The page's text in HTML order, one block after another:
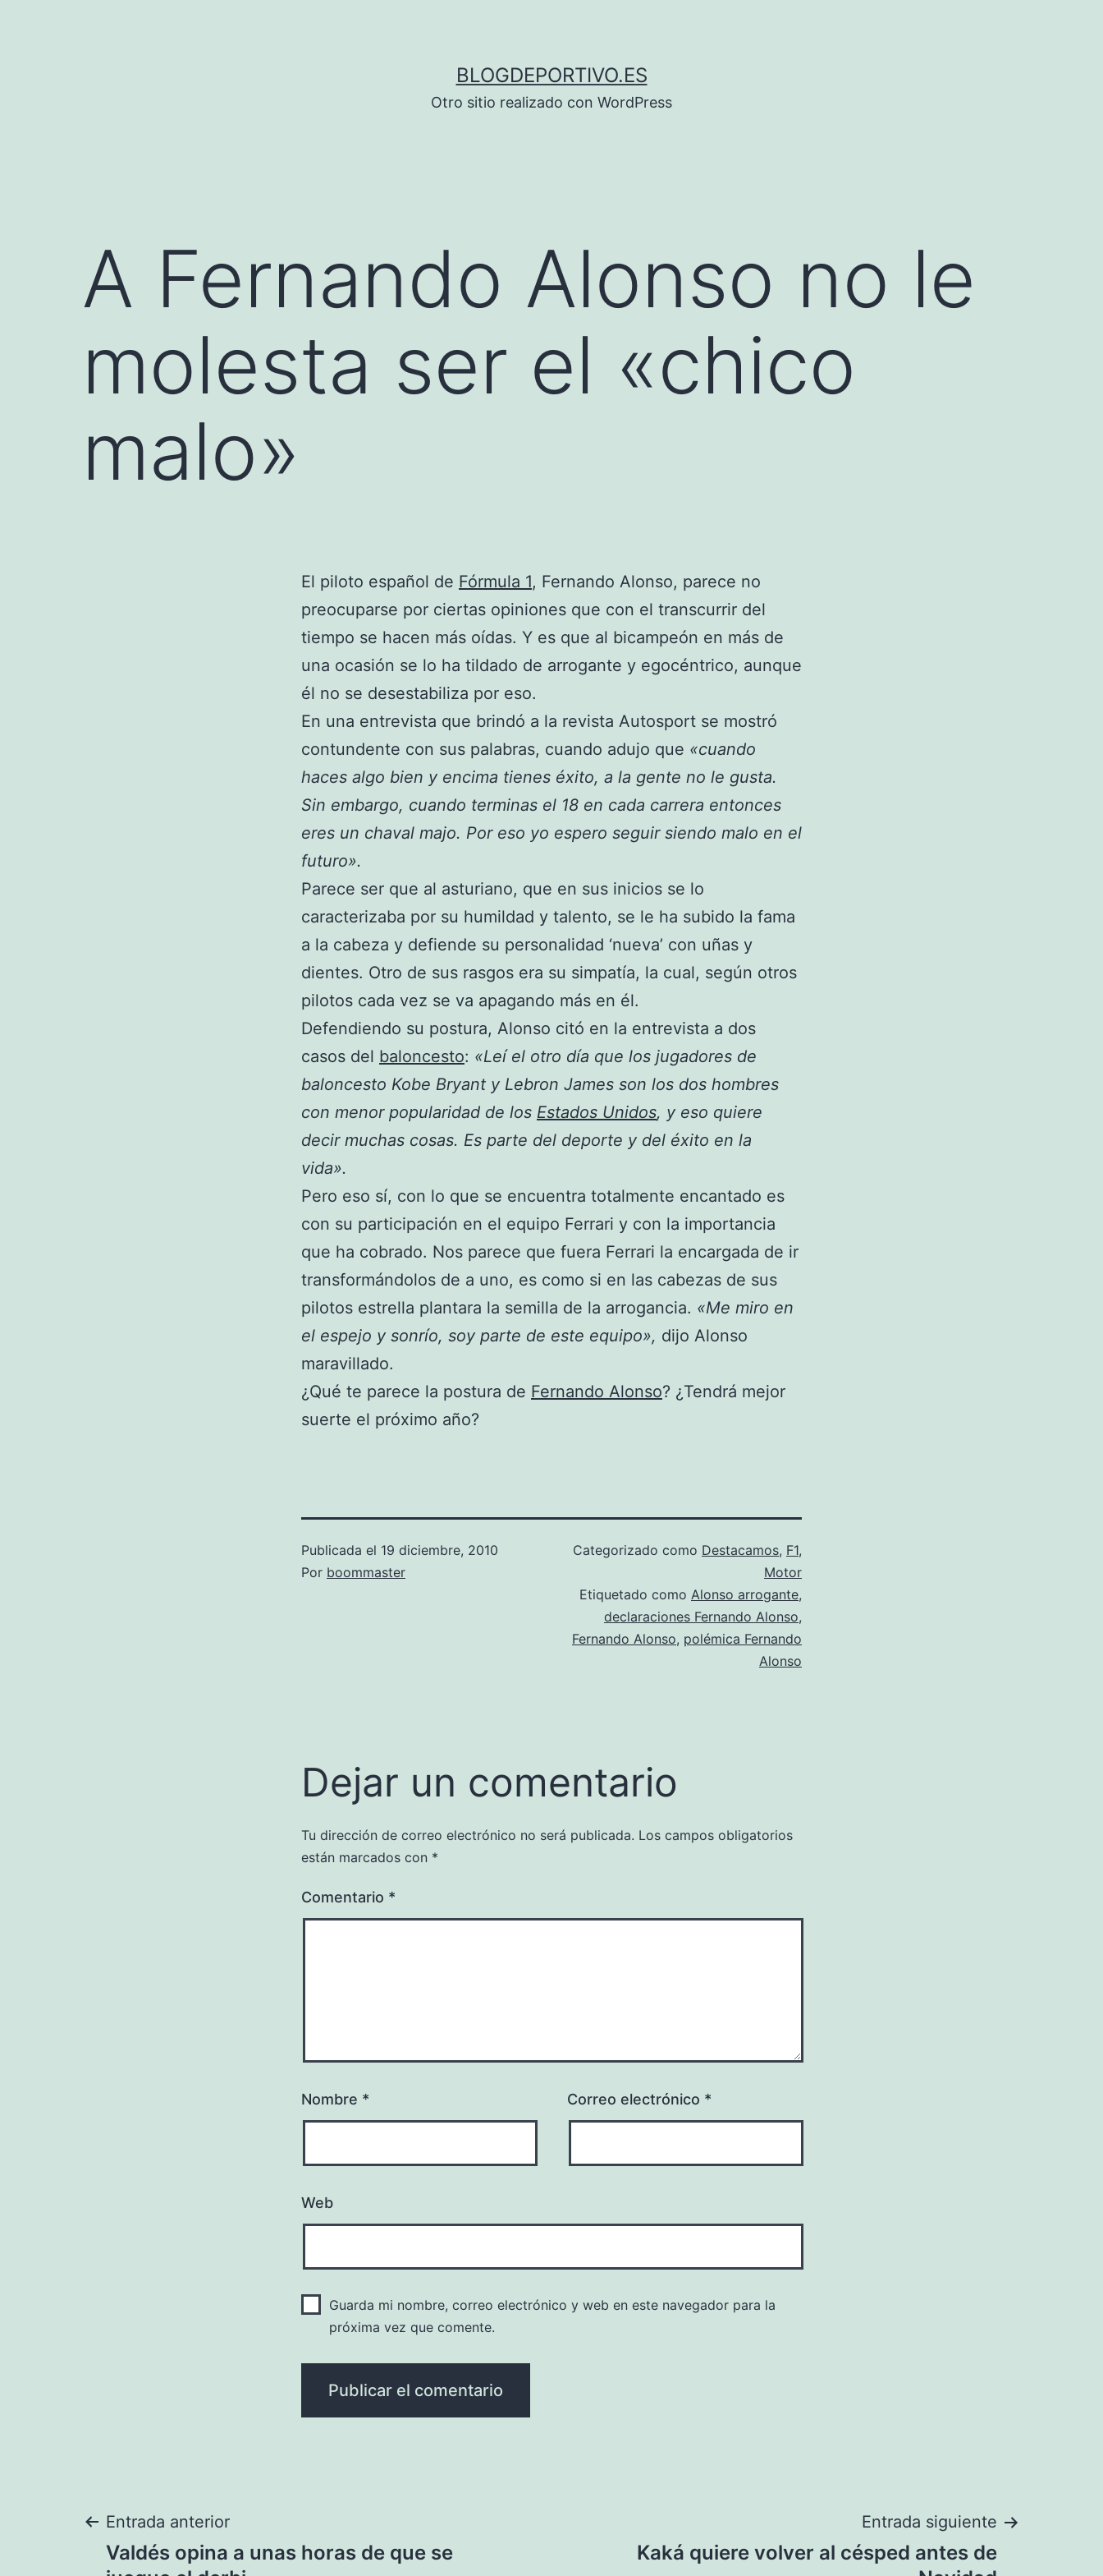
BLOGDEPORTIVO.ES
Otro sitio realizado con WordPress
A Fernando Alonso no le
molesta ser el «chico
malo»
El piloto español de Fórmula 1, Fernando Alonso, parece no
preocuparse por ciertas opiniones que con el transcurrir del
tiempo se hacen más oídas. Y es que al bicampeón en más de
una ocasión se lo ha tildado de arrogante y egocéntrico, aunque
él no se desestabiliza por eso.
En una entrevista que brindó a la revista Autosport se mostró
contundente con sus palabras, cuando adujo que «cuando
haces algo bien y encima tienes éxito, a la gente no le gusta.
Sin embargo, cuando terminas el 18 en cada carrera entonces
eres un chaval majo. Por eso yo espero seguir siendo malo en el
futuro».
Parece ser que al asturiano, que en sus inicios se lo
caracterizaba por su humildad y talento, se le ha subido la fama
a la cabeza y defiende su personalidad ‘nueva’ con uñas y
dientes. Otro de sus rasgos era su simpatía, la cual, según otros
pilotos cada vez se va apagando más en él.
Defendiendo su postura, Alonso citó en la entrevista a dos
casos del baloncesto: «Leí el otro día que los jugadores de
baloncesto Kobe Bryant y Lebron James son los dos hombres
con menor popularidad de los Estados Unidos, y eso quiere
decir muchas cosas. Es parte del deporte y del éxito en la
vida».
Pero eso sí, con lo que se encuentra totalmente encantado es
con su participación en el equipo Ferrari y con la importancia
que ha cobrado. Nos parece que fuera Ferrari la encargada de ir
transformándolos de a uno, es como si en las cabezas de sus
pilotos estrella plantara la semilla de la arrogancia. «Me miro en
el espejo y sonrío, soy parte de este equipo», dijo Alonso
maravillado.
¿Qué te parece la postura de Fernando Alonso? ¿Tendrá mejor
suerte el próximo año?
Publicada el 19 diciembre, 2010
Por boommaster
Categorizado como Destacamos, F1,
Motor
Etiquetado como Alonso arrogante,
declaraciones Fernando Alonso,
Fernando Alonso, polémica Fernando
Alonso
Dejar un comentario
Tu dirección de correo electrónico no será publicada. Los campos obligatorios
están marcados con *
Comentario *
Nombre * Correo electrónico *
Web
Guarda mi nombre, correo electrónico y web en este navegador para la
próxima vez que comente.
Navegación
Entrada anterior
Valdés opina a unas horas de que se
Entrada siguiente
Kaká quiere volver al césped antes de